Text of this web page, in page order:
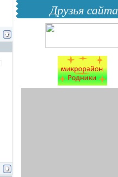
Друзья сайта